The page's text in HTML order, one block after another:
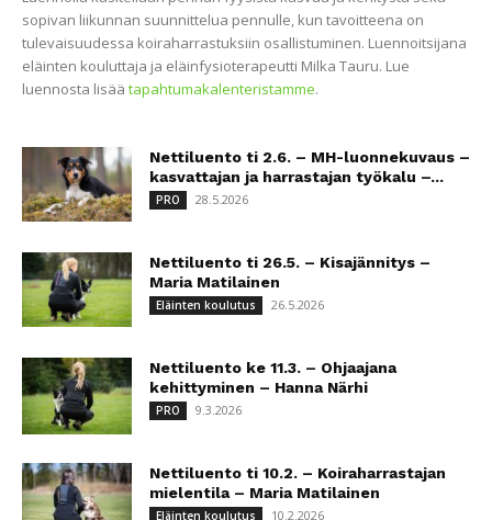
sopivan liikunnan suunnittelua pennulle, kun tavoitteena on
tulevaisuudessa koiraharrastuksiin osallistuminen. Luennoitsijana
eläinten kouluttaja ja eläinfysioterapeutti Milka Tauru. Lue
luennosta lisää tapahtumakalenteristamme.
Nettiluento ti 2.6. – MH-luonnekuvaus –
kasvattajan ja harrastajan työkalu –...
PRO 28.5.2026
Nettiluento ti 26.5. – Kisajännitys –
Maria Matilainen
Eläinten koulutus 26.5.2026
Nettiluento ke 11.3. – Ohjaajana
kehittyminen – Hanna Närhi
PRO 9.3.2026
Nettiluento ti 10.2. – Koiraharrastajan
mielentila – Maria Matilainen
Eläinten koulutus 10.2.2026